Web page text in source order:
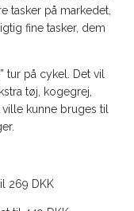
tasker på markedet,
fine tasker, dem
tur på cykel. Det vil
tøj, kogegrej,
kunne bruges til
269 DKK